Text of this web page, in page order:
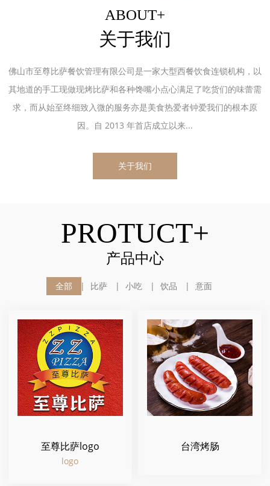
ABOUT+
关于我们
佛山市至尊比萨餐饮管理有限公司是一家大型西餐饮食连锁机构，以
其地道的手工现做现烤比萨和各种馋嘴小点心满足了吃货们的味蕾需
求，而从始至终细致入微的服务亦是美食热爱者钟爱我们的根本原
因。自 2013 年首店成立以来...
关于我们
PROTUCT+
产品中心
全部 比萨 小吃 饮品 意面
至尊比萨logo
logo
台湾烤肠